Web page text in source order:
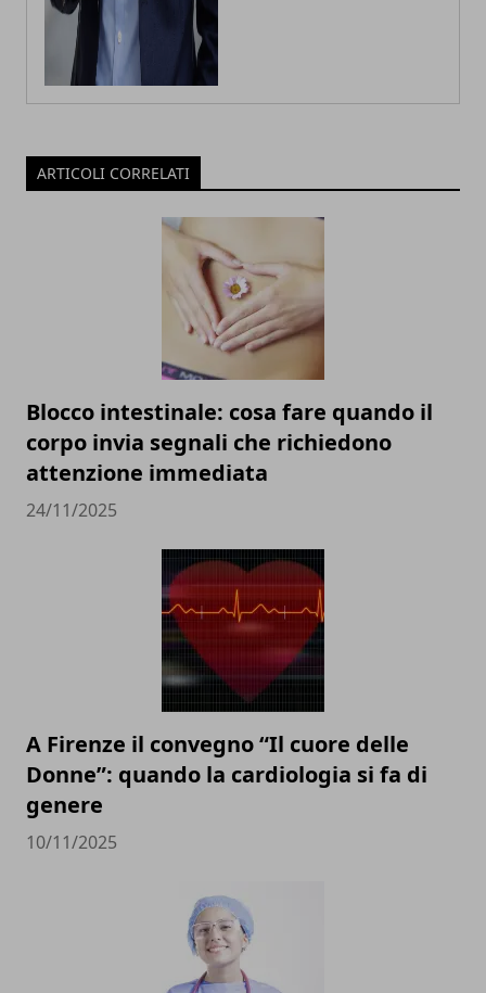
ARTICOLI CORRELATI
Blocco intestinale: cosa fare quando il
corpo invia segnali che richiedono
attenzione immediata
24/11/2025
A Firenze il convegno “Il cuore delle
Donne”: quando la cardiologia si fa di
genere
10/11/2025